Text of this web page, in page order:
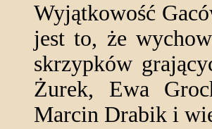
Wyjątkowość
jest to, że
skrzypków
Żurek, Ewa
Marcin Drabik i